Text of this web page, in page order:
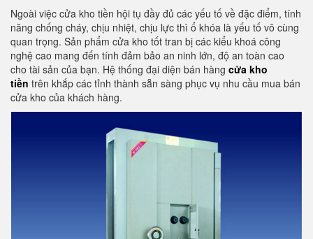
Ngoài việc cửa kho tiền hội tụ đầy đủ các yếu tố về đặc điểm, tính
năng chống cháy, chịu nhiệt, chịu lực thì ổ khóa là yếu tố vô cùng
quan trọng. Sản phẩm cửa kho tốt tran bị các kiểu khoá công
nghệ cao mang đến tính đảm bảo an ninh lớn, độ an toàn cao
cho tài sản của bạn. Hệ thống đại diện bán hàng cửa kho
tiền trên khắp các tỉnh thành sẵn sàng phục vụ nhu cầu mua bán
cửa kho của khách hàng.